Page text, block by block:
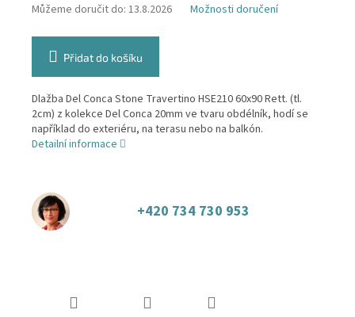
Můžeme doručit do: 13.8.2026 Možnosti doručení
Přidat do košíku
Dlažba Del Conca Stone Travertino HSE210 60x90 Rett. (tl.
2cm) z kolekce Del Conca 20mm ve tvaru obdélník, hodí se
například do exteriéru, na terasu nebo na balkón.
Detailní informace
+420 734 730 953